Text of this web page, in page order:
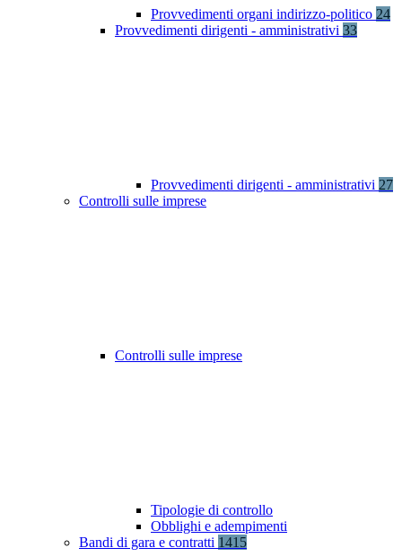
Provvedimenti organi indirizzo-politico 24
Provvedimenti dirigenti - amministrativi 33
Provvedimenti dirigenti - amministrativi 27
Controlli sulle imprese
Controlli sulle imprese
Tipologie di controllo
Obblighi e adempimenti
Bandi di gara e contratti 1415